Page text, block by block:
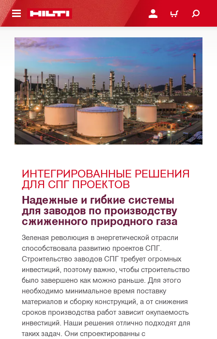
КОНТЕНТУ ВОЙДИТЕ В СВОЮ
КОРЗИНА
ИНТЕГРИРОВАННЫЕ РЕШЕНИЯ
ДЛЯ СПГ ПРОЕКТОВ
Надежные и гибкие системы
для заводов по производству
сжиженного природного газа
Зеленая революция в энергетической отрасли
способствовала развитию проектов СПГ.
Строительство заводов СПГ требует огромных
инвестиций, поэтому важно, чтобы строительство
было завершено как можно раньше. Для этого
необходимо минимальное время поставку
материалов и сборку конструкций, а от снижения
сроков производства работ зависит окупаемость
инвестиций. Наши решения отлично подходят для
таких задач. Они спроектированны с